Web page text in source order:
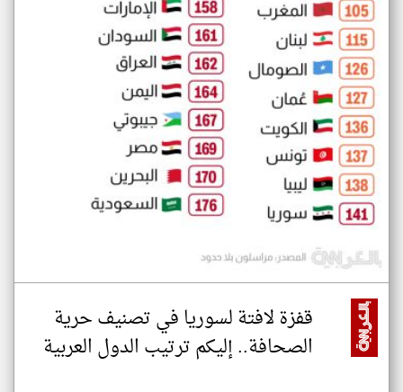
قفزة لافتة لسوريا في تصنيف حرية
الصحافة.. إليكم ترتيب الدول العربية